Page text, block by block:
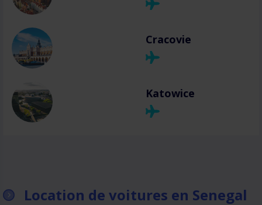
Cracovie
Katowice
Location de voitures en Senegal